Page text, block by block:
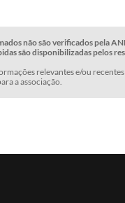
não são verificados pela
são disponibilizadas pelos
relevantes e/ou
a associação.